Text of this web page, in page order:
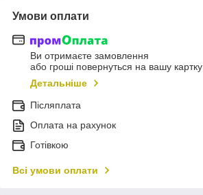
Умови оплати
Ви отримаєте замовлення
або гроші повернуться на вашу картку
Детальніше
Післяплата
Оплата на рахунок
Готівкою
Всі умови оплати